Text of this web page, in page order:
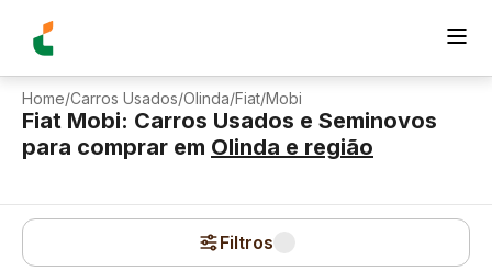
Home/Carros Usados/Olinda/Fiat/Mobi
Fiat Mobi: Carros Usados e Seminovos
para comprar em Olinda e região
Filtros